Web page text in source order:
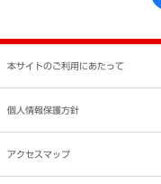
書面による個人情報の開示等
本サイトのご利用にあたって
個人情報保護方針
アクセスマップ